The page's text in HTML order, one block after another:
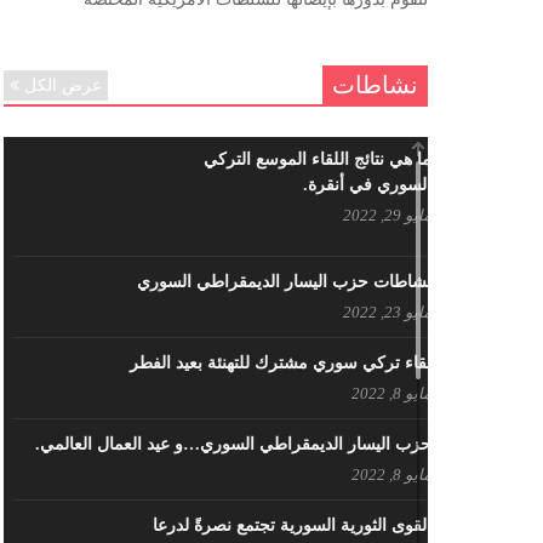
ننساك – خالد الحموري
نشاطات عرض الكل
ما هي نتائج اللقاء الموسع التركي
السوري في أنقرة.
مايو 29, 2022
نشاطات حزب اليسار الديمقراطي السوري
مايو 23, 2022
لقاء تركي سوري مشترك للتهنئة بعيد الفطر
مايو 8, 2022
حزب اليسار الديمقراطي السوري…و عيد العمال العالمي.
مايو 8, 2022
القوى الثورية السورية تجتمع نصرةً لدرعا